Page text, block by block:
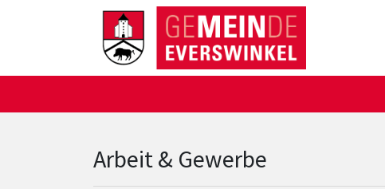
Zum Header
Zum Hauptinhalt
Zum Footer
Zum Hauptinhalt springen
Arbeit & Gewerbe